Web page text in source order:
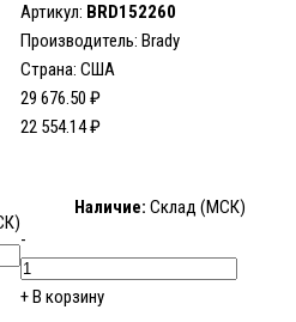
Артикул: BRD152260
Производитель: Brady
Страна: США
29 676.50 ₽
22 554.14 ₽
Наличие: Склад (МСК)
-
+В корзину